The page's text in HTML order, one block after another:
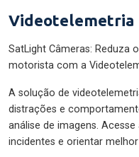
Videotelemetria
SatLight Câmeras: Reduza
motorista com a
A solução de
distrações e
análise de imagens.
incidentes e orientar